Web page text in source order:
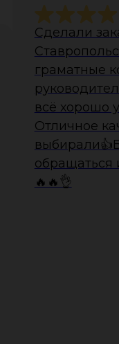
Сделали
граматные
всё хорошо
Отличное
обращаться
🔥🔥👌